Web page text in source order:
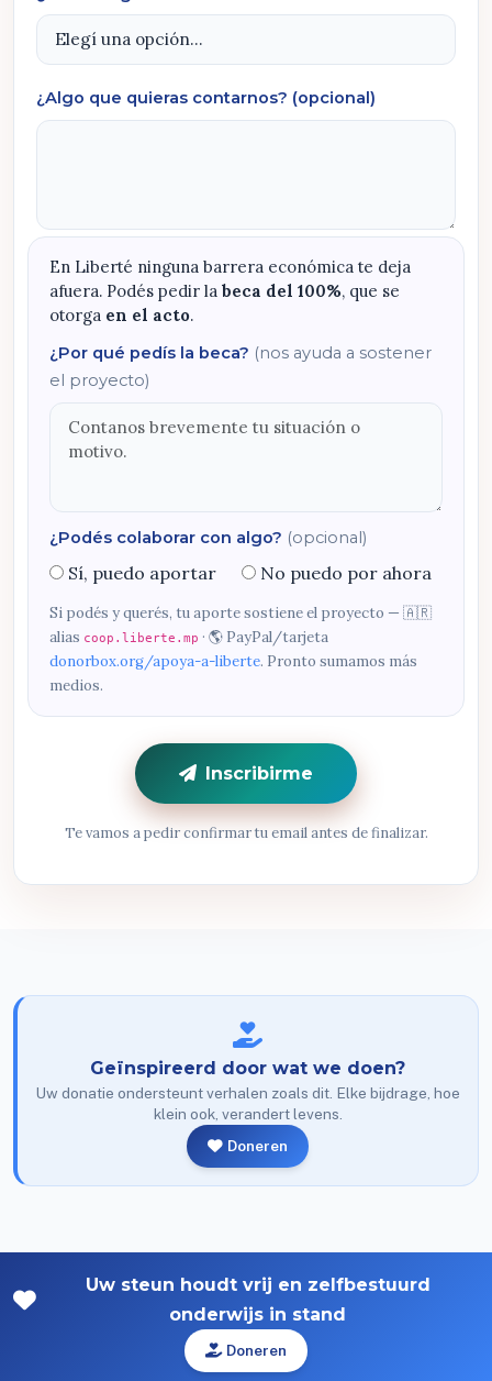
¿Algo que quieras contarnos? (opcional)
En Liberté ninguna barrera económica te deja
afuera. Podés pedir labeca del 100%, que se
otorga en el acto.
¿Por qué pedís la beca? (nos ayuda a sostener
el proyecto)
¿Podés colaborar con algo? (opcional)
Sí, puedo aportar No puedo por ahora
Si podés y querés, tu aporte sostiene el proyecto — 🇦🇷
alias coop.liberte.mp · 🌎 PayPal/tarjeta
donorbox.org/apoya-a-liberte. Pronto sumamos más
medios.
Inscribirme
Te vamos a pedir confirmar tu email antes de finalizar.
Geïnspireerd door wat we doen?
Uw donatie ondersteunt verhalen zoals dit. Elke bijdrage, hoe
klein ook, verandert levens.
Doneren
Uw steun houdt vrij en zelfbestuurd
onderwijs in stand
Doneren